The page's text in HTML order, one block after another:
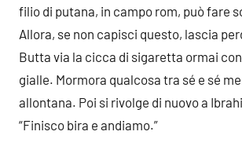
filio di putana, in campo rom, può fare
Allora, se non capisci questo, lascia
Butta via la cicca di sigaretta ormai
gialle. Mormora qualcosa tra sé e sé
allontana. Poi si rivolge di nuovo a
“Finisco bira e andiamo.”